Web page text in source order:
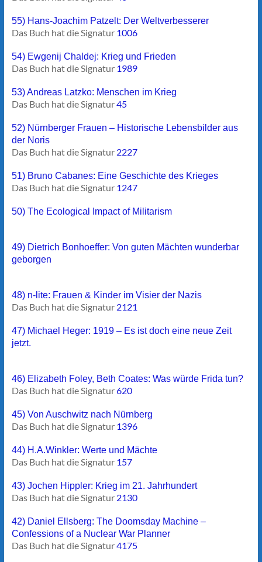
55) Hans-Joachim Patzelt: Der Weltverbesserer
Das Buch hat die Signatur 1006
54) Ewgenij Chaldej: Krieg und Frieden
Das Buch hat die Signatur 1989
53) Andreas Latzko: Menschen im Krieg
Das Buch hat die Signatur45
52) Nürnberger Frauen – Historische Lebensbilder aus
der Noris
Das Buch hat die Signatur 2227
51) Bruno Cabanes: Eine Geschichte des Krieges
Das Buch hat die Signatur 1247
50) The Ecological Impact of Militarism
49) Dietrich Bonhoeffer: Von guten Mächten wunderbar
geborgen
48) n-lite: Frauen & Kinder im Visier der Nazis
Das Buch hat die Signatur 2121
47) Michael Heger: 1919 – Es ist doch eine neue Zeit
jetzt.
46) Elizabeth Foley, Beth Coates: Was würde Frida tun?
Das Buch hat die Signatur620
45) Von Auschwitz nach Nürnberg
Das Buch hat die Signatur 1396
44) H.A.Winkler: Werte und Mächte
Das Buch hat die Signatur 157
43) Jochen Hippler: Krieg im 21. Jahrhundert
Das Buch hat die Signatur 2130
42) Daniel Ellsberg: The Doomsday Machine –
Confessions of a Nuclear War Planner
Das Buch hat die Signatur4175